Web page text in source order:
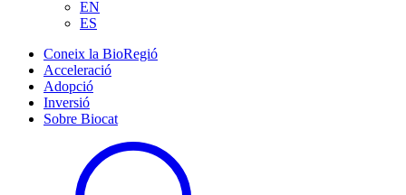
EN
ES
Coneix la BioRegió
Acceleració
Adopció
Inversió
Sobre Biocat